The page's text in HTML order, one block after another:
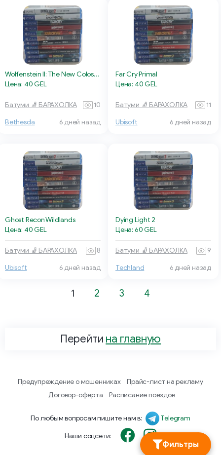
Фильтры
Wolfenstein II: The New Colossus
Цена: 40 GEL
Батуми 🧦 БАРАХОЛКА 10
Bethesda 6 дней назад
Far Cry Primal
Цена: 40 GEL
Батуми 🧦 БАРАХОЛКА 11
Ubisoft 6 дней назад
Ghost Recon Wildlands
Цена: 40 GEL
Батуми 🧦 БАРАХОЛКА 8
Ubisoft 6 дней назад
Dying Light 2
Цена: 60 GEL
Батуми 🧦 БАРАХОЛКА 9
Techland 6 дней назад
1 2 3 4
Перейти на главную
Предупреждение о мошенниках
Прайс-лист на рекламу
Договор-оферта
Расписание поездов
По любым вопросам пишите нам в: Telegram
Наши соцсети: